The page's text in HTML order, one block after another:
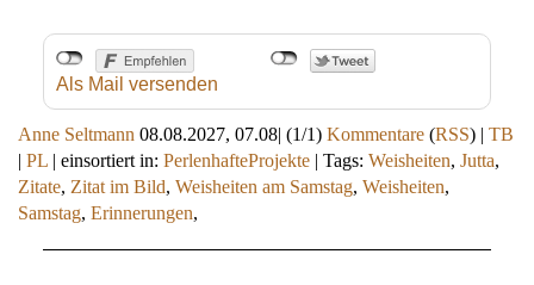
Als Mail versenden
Anne Seltmann 08.08.2027, 07.08| (1/1) Kommentare (RSS) | TB
| PL | einsortiert in: PerlenhafteProjekte | Tags: Weisheiten, Jutta,
Zitate, Zitat im Bild, Weisheiten am Samstag, Weisheiten,
Samstag, Erinnerungen,